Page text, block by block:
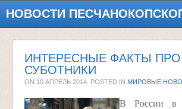
НОВОСТИ
ИНТЕРЕСНЫЕ ФАКТЫ ПРО
СУБОТНИКИ
ON 10 АПРЕЛЬ 2014 . POSTED IN МИРОВЫЕ
В России в